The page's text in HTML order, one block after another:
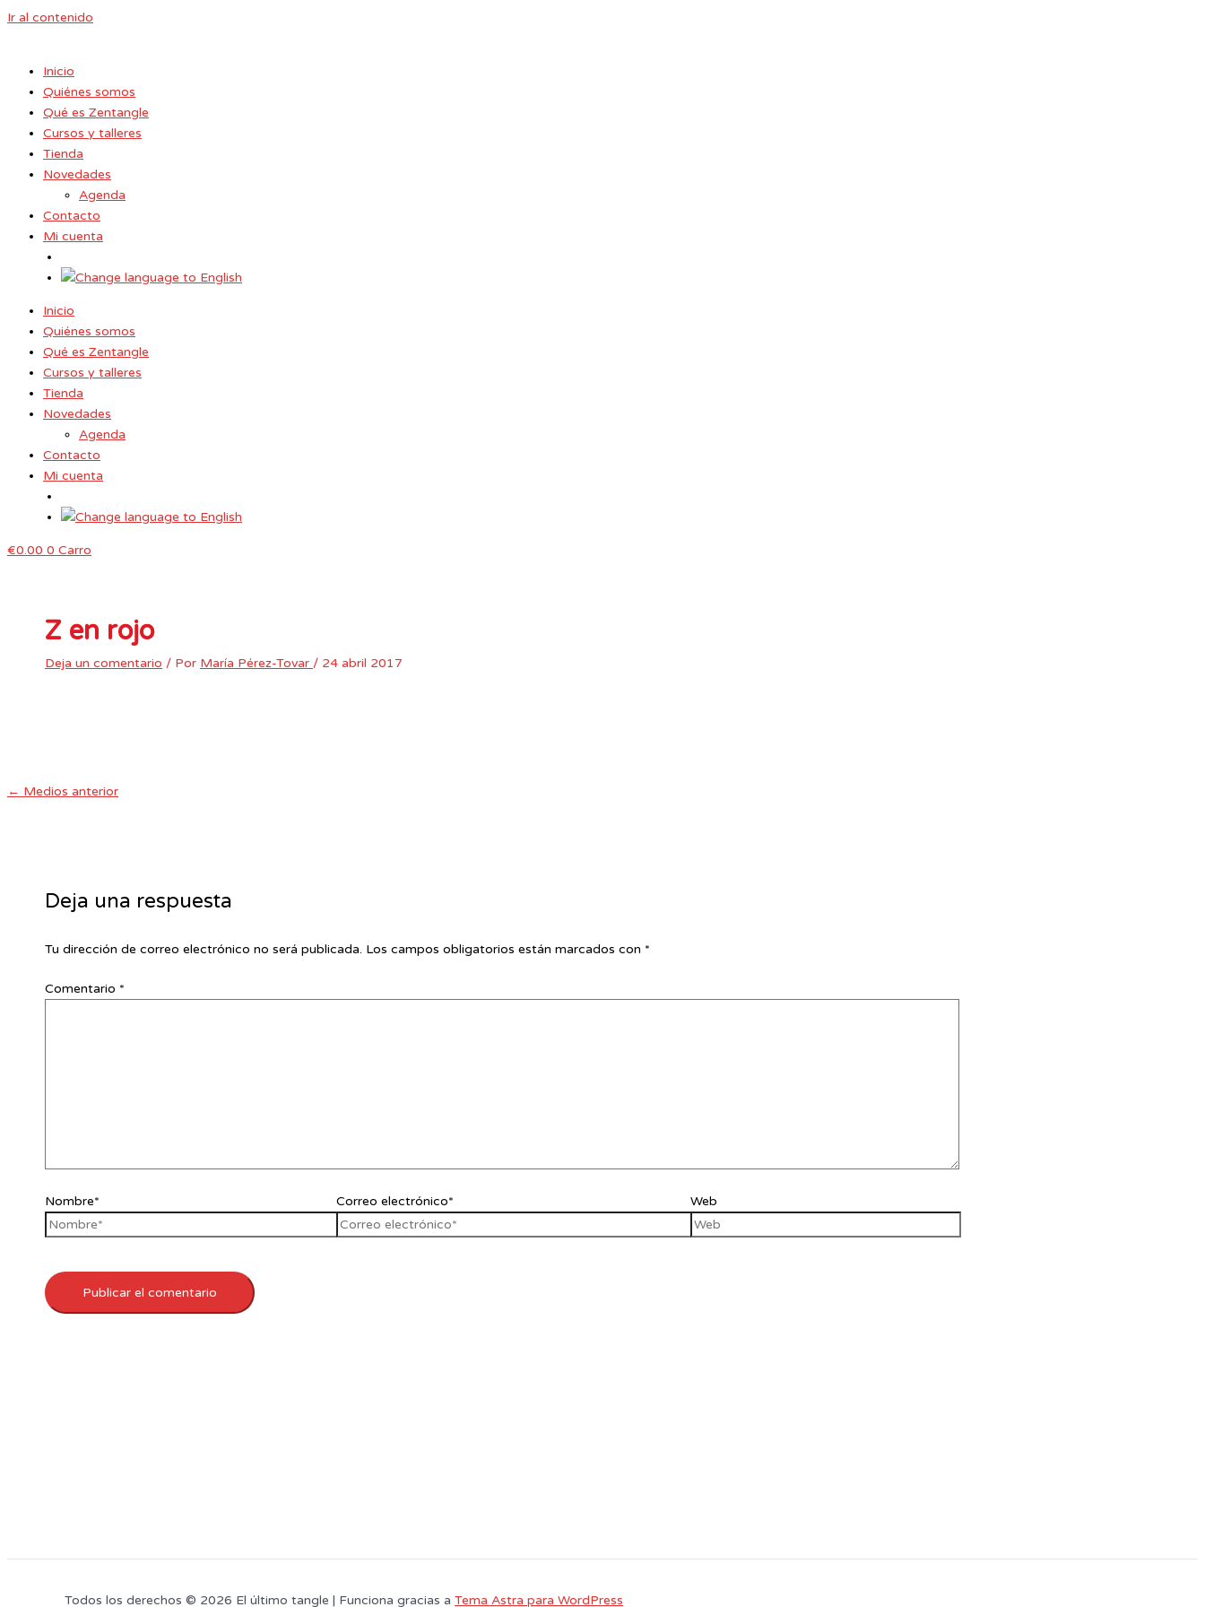
Ir al contenido
Inicio
Quiénes somos
Qué es Zentangle
Cursos y talleres
Tienda
Novedades
Agenda
Contacto
Mi cuenta
Inicio
Quiénes somos
Qué es Zentangle
Cursos y talleres
Tienda
Novedades
Agenda
Contacto
Mi cuenta
€0.00 0 Carro
Z en rojo
Deja un comentario / Por María Pérez-Tovar / 24 abril 2017
← Medios anterior
Deja una respuesta
Tu dirección de correo electrónico no será publicada. Los campos obligatorios están marcados con *
Comentario *
Nombre* Correo electrónico* Web
Todos los derechos © 2026 El último tangle | Funciona gracias a Tema Astra para WordPress